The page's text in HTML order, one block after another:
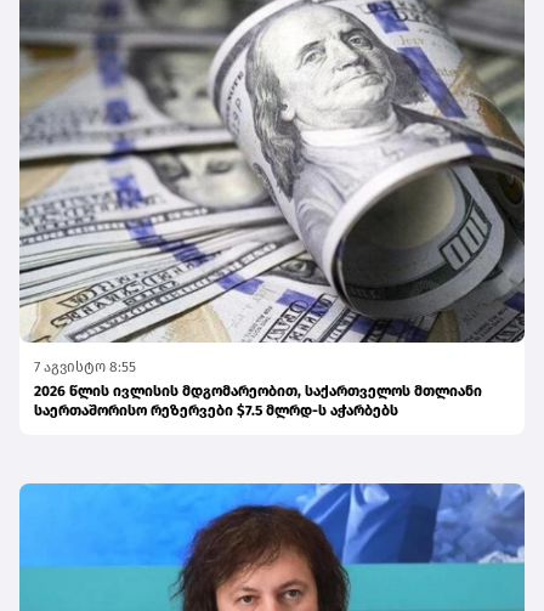
7 აგვისტო 8:55
2026 წლის ივლისის მდგომარეობით, საქართველოს მთლიანი
საერთაშორისო რეზერვები $7.5 მლრდ-ს აჭარბებს